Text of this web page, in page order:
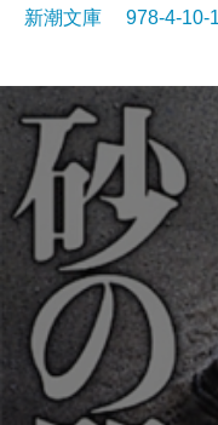
新潮文庫 978-4-